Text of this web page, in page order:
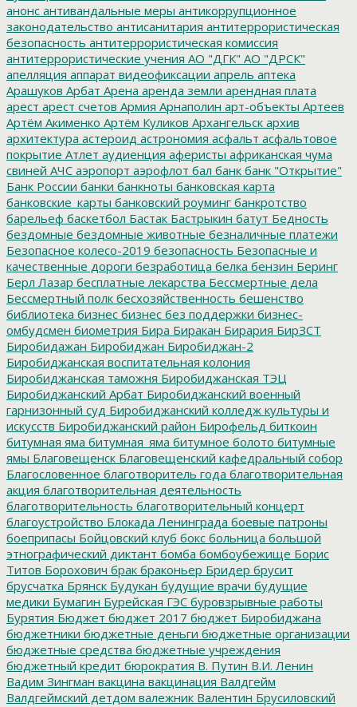
анонс антивандальные меры антикоррупционное
законодательство антисанитария антитеррористическая
безопасность антитеррористическая комиссия
антитеррористические учения АО "ДГК" АО "ДРСК"
апелляция аппарат видеофиксации апрель аптека
Арашуков Арбат Арена аренда земли арендная плата
арест арест счетов Армия Арнаполин арт-объекты Артеев
Артём Акименко Артём Куликов Архангельск архив
архитектура астероид астрономия асфальт асфальтовое
покрытие Атлет аудиенция аферисты африканская чума
свиней АЧС аэропорт аэрофлот бал банк банк "Открытие"
Банк России банки банкноты банковская карта
банковские_карты банковский роуминг банкротство
барельеф баскетбол Бастак Бастрыкин батут Бедность
бездомные бездомные животные безналичные платежи
Безопасное колесо-2019 безопасность Безопасные и
качественные дороги безработица белка бензин Беринг
Берл Лазар бесплатные лекарства Бессмертные дела
Бессмертный полк бесхозяйственность бешенство
библиотека бизнес бизнес без поддержки бизнес-
омбудсмен биометрия Бира Биракан Бирария БирЗСТ
Биробидажан Биробиджан Биробиджан-2
Биробиджанская воспитательная колония
Биробиджанская таможня Биробиджанская ТЭЦ
Биробиджанский Арбат Биробиджанский военный
гарнизонный суд Биробиджанский колледж культуры и
искусств Биробиджанский район Бирофельд биткоин
битумная яма битумная_яма битумное болото битумные
ямы Благовещенск Благовещенский кафедральный собор
Благословенное благотворитель года благотворительная
акция благотворительная деятельность
благотворительность благотворительный концерт
благоустройство Блокада Ленинграда боевые патроны
боеприпасы Бойцовский клуб бокс больница большой
этнографический диктант бомба бомбоубежище Борис
Титов Борохович брак браконьер Бридер брусит
брусчатка Брянск Будукан будущие врачи будущие
медики Бумагин Бурейская ГЭС буровзрывные работы
Бурятия Бюджет бюджет 2017 бюджет Биробиджана
бюджетники бюджетные деньги бюджетные организации
бюджетные средства бюджетные учреждения
бюджетный кредит бюрократия В. Путин В.И. Ленин
Вадим Зингман вакцина вакцинация Валдгейм
Валдгеймский детдом валежник Валентин Брусиловский